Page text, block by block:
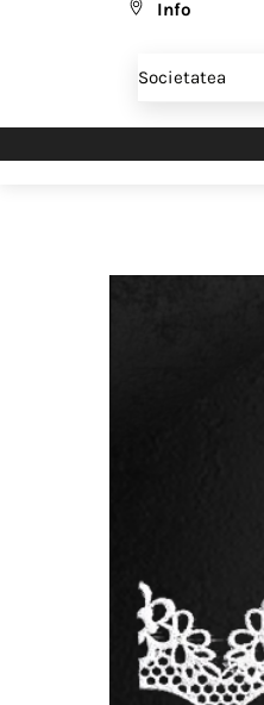
Info
Societatea